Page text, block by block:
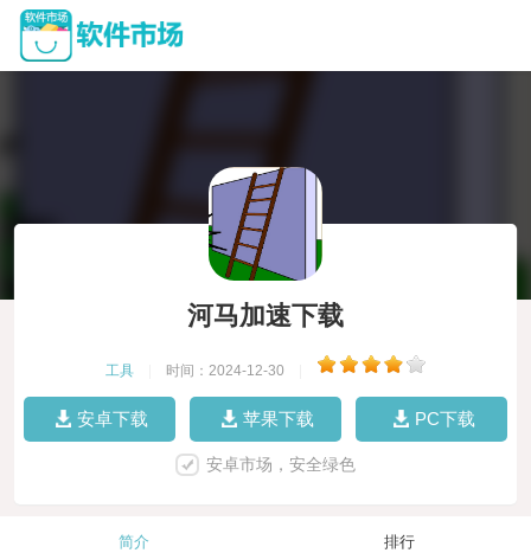
河马加速下载
工具 时间：2024-12-30
安卓下载 苹果下载 PC下载
安卓市场，安全绿色
简介 排行